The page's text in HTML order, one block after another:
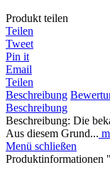
Produkt teilen
Teilen
Tweet
Pin it
Email
Teilen
Beschreibung
Beschreibung
Beschreibung: Die
Aus diesem Grund...
Menü schließen
Produktinformationen